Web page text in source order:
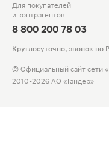
Для покупателей
и контрагентов
8 800 200 78 03
Круглосуточно, звонок по
© Официальный сайт сети
2010-2026 АО «Тандер»